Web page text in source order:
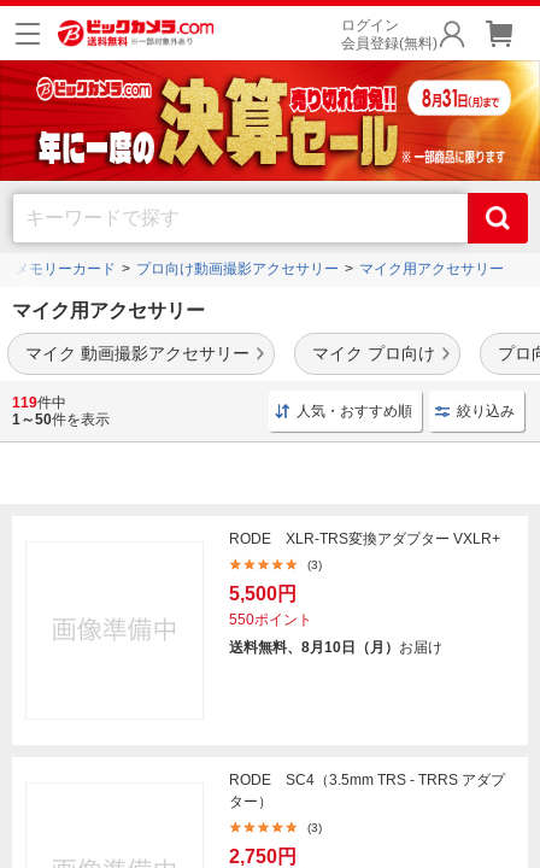
ログイン
会員登録(無料)
メモリーカード プロ向け動画撮影アクセサリー マイク用アクセサリー
マイク用アクセサリー
マイク 動画撮影アクセサリー マイク プロ向け プロ
おすすめの
など豊富に品揃えをしてい
ます。
119件中
1～50件を表示 人気・おすすめ順 絞り込み
RODE XLR-TRS変換アダプター VXLR+
(3)
5,500円
550ポイント
送料無料、8月10日（月） お届け
RODE SC4（3.5mm TRS - TRRS アダプ
ター）
(3)
2,750円